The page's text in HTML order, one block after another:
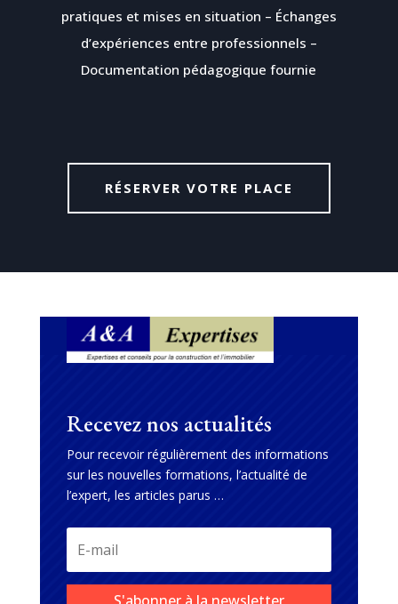
pratiques et mises en situation – Échanges
d’expériences entre professionnels –
Documentation pédagogique fournie
RÉSERVER VOTRE PLACE
Recevez nos actualités
Pour recevoir régulièrement des informations
sur les nouvelles formations, l’actualité de
l’expert, les articles parus …